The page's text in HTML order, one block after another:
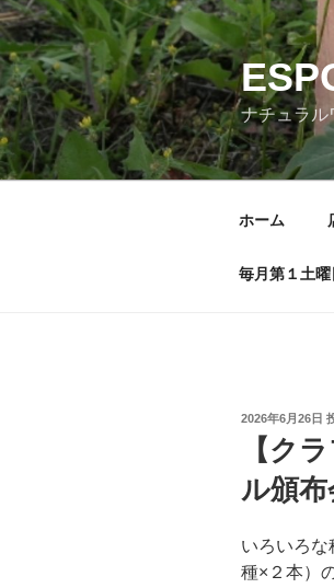
コ
ン
テ
ン
ツ
へ
ス
ナチュラル
ホーム
毎月第１土
投
2026年6月26日
【ク
ル頒
いろいろ
種×２本）